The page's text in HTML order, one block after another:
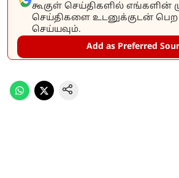
கூகுள் செய்திகளில் எங்களின்
செய்திகளை உடனுக்குடன் பெற
செய்யவும்.
Add as Preferred